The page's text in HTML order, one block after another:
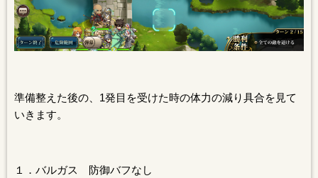
準備整えた後の、1発目を受けた時の体力の減り具合を見て
いきます。
１．バルガス 防御バフなし